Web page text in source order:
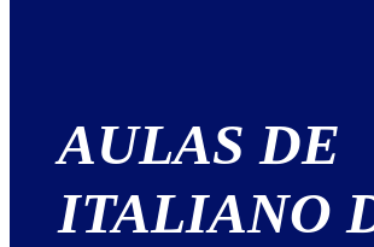
AULAS DE
ITALIANO